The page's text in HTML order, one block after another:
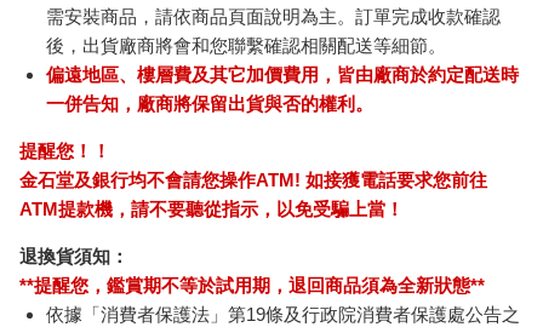
需安裝商品，請依商品頁面說明為主。訂單完成收款確認
後，出貨廠商將會和您聯繫確認相關配送等細節。
偏遠地區、樓層費及其它加價費用，皆由廠商於約定配送時
一併告知，廠商將保留出貨與否的權利。
提醒您！！
金石堂及銀行均不會請您操作ATM! 如接獲電話要求您前往
ATM提款機，請不要聽從指示，以免受騙上當！
退換貨須知：
**提醒您，鑑賞期不等於試用期，退回商品須為全新狀態**
依據「消費者保護法」第19條及行政院消費者保護處公告之